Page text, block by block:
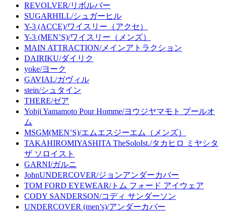
REVOLVER/リボルバー
SUGARHILL/シュガーヒル
Y-3 (ACCE)/ワイスリー（アクセ）
Y-3 (MEN’S)/ワイスリー（メンズ）
MAIN ATTRACTION/メインアトラクション
DAIRIKU/ダイリク
yoke/ヨーク
GAVIAL/ガヴィル
stein/シュタイン
THERE/ゼア
Yohji Yamamoto Pour Homme/ヨウジヤマモト プールオ
ム
MSGM(MEN’S)/エムエスジーエム（メンズ）
TAKAHIROMIYASHITA TheSoloIst./タカヒロ ミヤシタ
ザ ソロイスト
GARNI/ガルニ
JohnUNDERCOVER/ジョンアンダーカバー
TOM FORD EYEWEAR/トム フォード アイウェア
CODY SANDERSON/コディ サンダーソン
UNDERCOVER (men’s)/アンダーカバー